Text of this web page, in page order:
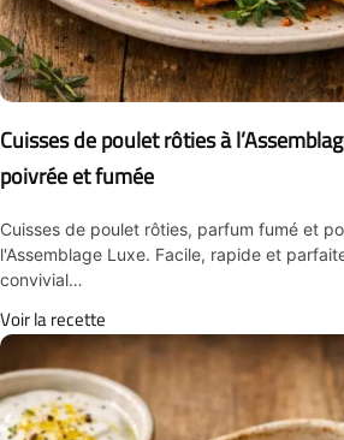
Cuisses de poulet rôties à
poivrée et fumée
Cuisses de poulet rôties, parfum fumé et
l'Assemblage Luxe. Facile, rapide et
convivial…
Voir la recette